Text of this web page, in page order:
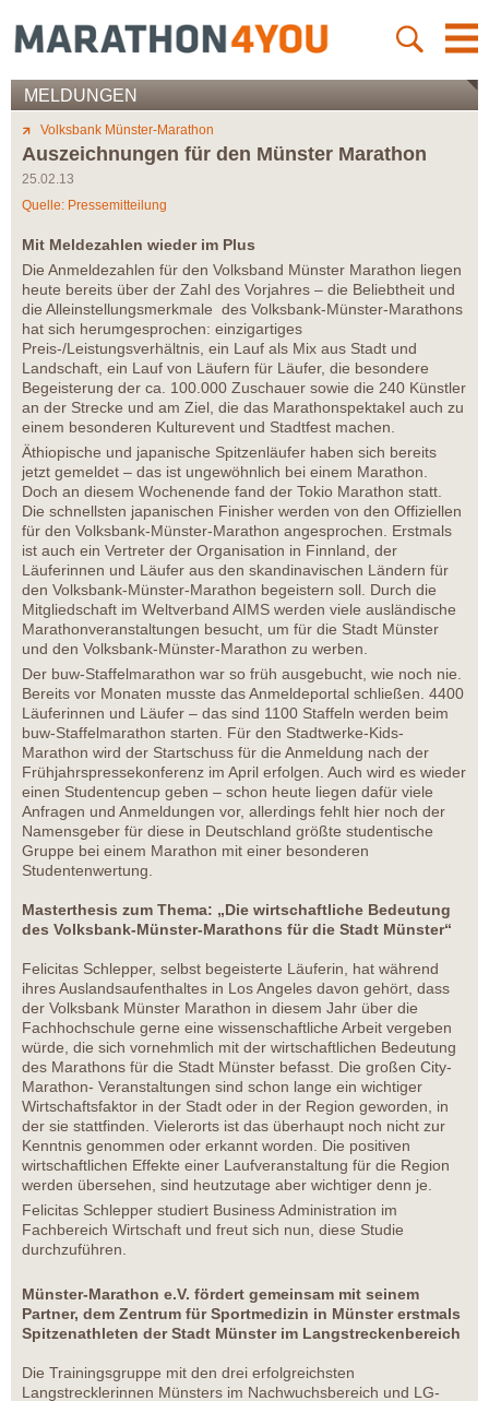
MELDUNGEN
Volksbank Münster-Marathon
Auszeichnungen für den Münster Marathon
25.02.13
Quelle: Pressemitteilung
Mit Meldezahlen wieder im Plus
Die Anmeldezahlen für den Volksband Münster Marathon liegen
heute bereits über der Zahl des Vorjahres – die Beliebtheit und
die Alleinstellungsmerkmale des Volksbank-Münster-Marathons
hat sich herumgesprochen: einzigartiges
Preis-/Leistungsverhältnis, ein Lauf als Mix aus Stadt und
Landschaft, ein Lauf von Läufern für Läufer, die besondere
Begeisterung der ca. 100.000 Zuschauer sowie die 240 Künstler
an der Strecke und am Ziel, die das Marathonspektakel auch zu
einem besonderen Kulturevent und Stadtfest machen.
Äthiopische und japanische Spitzenläufer haben sich bereits
jetzt gemeldet – das ist ungewöhnlich bei einem Marathon.
Doch an diesem Wochenende fand der Tokio Marathon statt.
Die schnellsten japanischen Finisher werden von den Offiziellen
für den Volksbank-Münster-Marathon angesprochen. Erstmals
ist auch ein Vertreter der Organisation in Finnland, der
Läuferinnen und Läufer aus den skandinavischen Ländern für
den Volksbank-Münster-Marathon begeistern soll. Durch die
Mitgliedschaft im Weltverband AIMS werden viele ausländische
Marathonveranstaltungen besucht, um für die Stadt Münster
und den Volksbank-Münster-Marathon zu werben.
Der buw-Staffelmarathon war so früh ausgebucht, wie noch nie.
Bereits vor Monaten musste das Anmeldeportal schließen. 4400
Läuferinnen und Läufer – das sind 1100 Staffeln werden beim
buw-Staffelmarathon starten. Für den Stadtwerke-Kids-
Marathon wird der Startschuss für die Anmeldung nach der
Frühjahrspressekonferenz im April erfolgen. Auch wird es wieder
einen Studentencup geben – schon heute liegen dafür viele
Anfragen und Anmeldungen vor, allerdings fehlt hier noch der
Namensgeber für diese in Deutschland größte studentische
Gruppe bei einem Marathon mit einer besonderen
Studentenwertung.
Masterthesis zum Thema: „Die wirtschaftliche Bedeutung
des Volksbank-Münster-Marathons für die Stadt Münster“
Felicitas Schlepper, selbst begeisterte Läuferin, hat während
ihres Auslandsaufenthaltes in Los Angeles davon gehört, dass
der Volksbank Münster Marathon in diesem Jahr über die
Fachhochschule gerne eine wissenschaftliche Arbeit vergeben
würde, die sich vornehmlich mit der wirtschaftlichen Bedeutung
des Marathons für die Stadt Münster befasst. Die großen City-
Marathon- Veranstaltungen sind schon lange ein wichtiger
Wirtschaftsfaktor in der Stadt oder in der Region geworden, in
der sie stattfinden. Vielerorts ist das überhaupt noch nicht zur
Kenntnis genommen oder erkannt worden. Die positiven
wirtschaftlichen Effekte einer Laufveranstaltung für die Region
werden übersehen, sind heutzutage aber wichtiger denn je.
Felicitas Schlepper studiert Business Administration im
Fachbereich Wirtschaft und freut sich nun, diese Studie
durchzuführen.
Münster-Marathon e.V. fördert gemeinsam mit seinem
Partner, dem Zentrum für Sportmedizin in Münster erstmals
Spitzenathleten der Stadt Münster im Langstreckenbereich
Die Trainingsgruppe mit den drei erfolgreichsten
Langstrecklerinnen Münsters im Nachwuchsbereich und LG-